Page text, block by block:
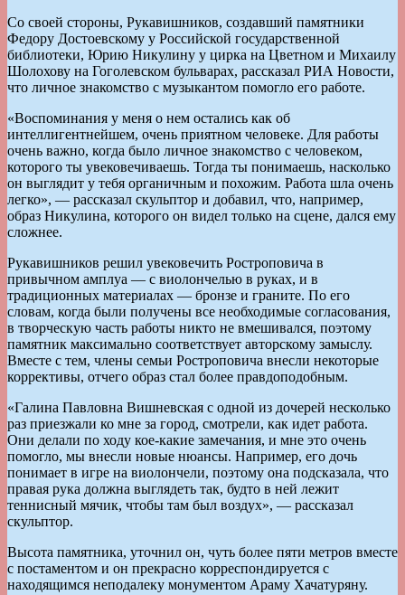
Со своей стороны, Рукавишников, создавший памятники
Федору Достоевскому у Российской государственной
библиотеки, Юрию Никулину у цирка на Цветном и Михаилу
Шолохову на Гоголевском бульварах, рассказал РИА Новости,
что личное знакомство с музыкантом помогло его работе.
«Воспоминания у меня о нем остались как об
интеллигентнейшем, очень приятном человеке. Для работы
очень важно, когда было личное знакомство с человеком,
которого ты увековечиваешь. Тогда ты понимаешь, насколько
он выглядит у тебя органичным и похожим. Работа шла очень
легко», — рассказал скульптор и добавил, что, например,
образ Никулина, которого он видел только на сцене, дался ему
сложнее.
Рукавишников решил увековечить Ростроповича в
привычном амплуа — с виолончелью в руках, и в
традиционных материалах — бронзе и граните. По его
словам, когда были получены все необходимые согласования,
в творческую часть работы никто не вмешивался, поэтому
памятник максимально соответствует авторскому замыслу.
Вместе с тем, члены семьи Ростроповича внесли некоторые
коррективы, отчего образ стал более правдоподобным.
«Галина Павловна Вишневская с одной из дочерей несколько
раз приезжали ко мне за город, смотрели, как идет работа.
Они делали по ходу кое-какие замечания, и мне это очень
помогло, мы внесли новые нюансы. Например, его дочь
понимает в игре на виолончели, поэтому она подсказала, что
правая рука должна выглядеть так, будто в ней лежит
теннисный мячик, чтобы там был воздух», — рассказал
скульптор.
Высота памятника, уточнил он, чуть более пяти метров вместе
с постаментом и он прекрасно корреспондируется с
находящимся неподалеку монументом Араму Хачатуряну.